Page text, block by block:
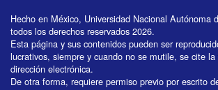
Hecho en México, Universidad Nacional Autónoma
todos los derechos reservados 2026.
Esta página y sus contenidos pueden ser
lucrativos, siempre y cuando no se mutile, se cite
dirección electrónica.
De otra forma, requiere permiso previo por escrito